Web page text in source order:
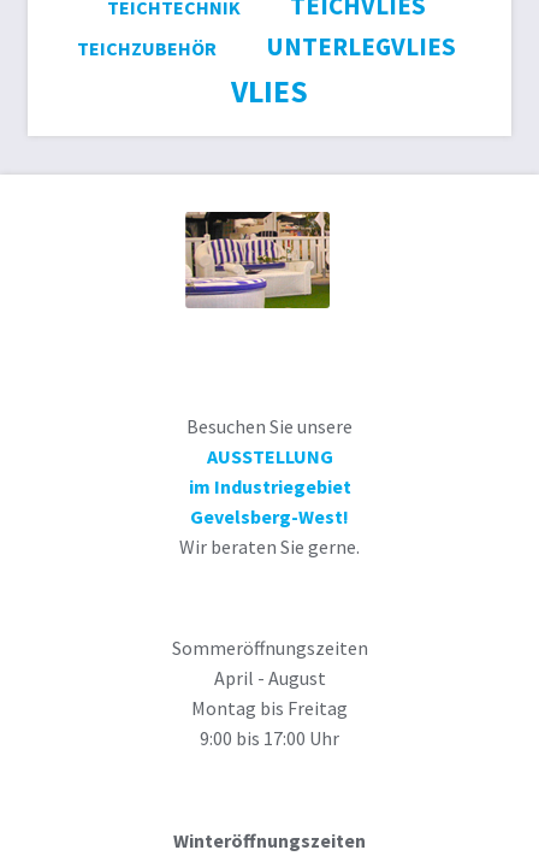
TEICHTECHNIK
TEICHZUBEHÖR UNTERLEGVLIES
VLIES
Besuchen Sie unsere
AUSSTELLUNG
im Industriegebiet
Gevelsberg-West!
Wir beraten Sie gerne.
Sommeröffnungszeiten
April - August
Montag bis Freitag
9:00 bis 17:00 Uhr
Winteröffnungszeiten